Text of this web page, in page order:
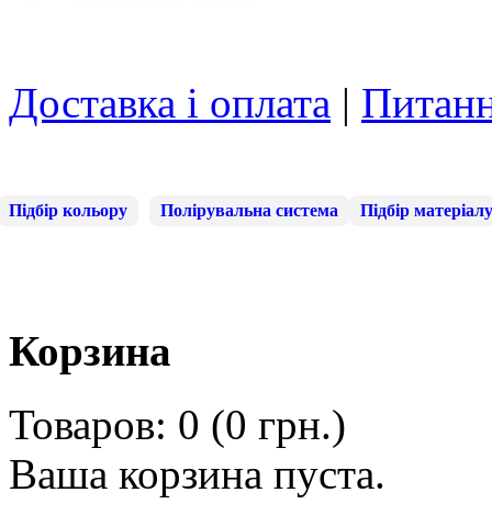
Доставка і оплата |
Підбір кольору Полірувальна система Підбір матеріалу
Корзина
Товаров: 0 (0 грн.)
Ваша корзина пуста.